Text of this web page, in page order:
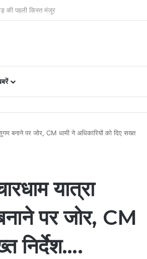
करोड़ की सहायता
पर जोर, CM धामी ने अधिकारियों को दिए सख्त
यात्रा
पर जोर, CM
निर्देश….